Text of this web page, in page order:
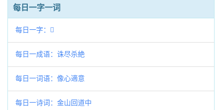
每日一字一词
每日一字：𧯺
每日一成语：诛尽杀絶
每日一词语：像心適意
每日一诗词：金山回道中